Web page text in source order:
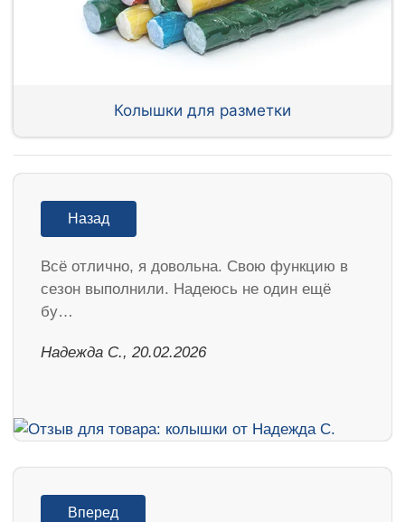
Колышки для разметки
Назад
Всё отлично, я довольна. Свою функцию в
сезон выполнили. Надеюсь не один ещё
бу…
Надежда С., 20.02.2026
Вперед